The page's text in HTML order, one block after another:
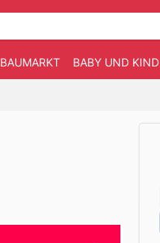
BAUMARKT BABY UND KIND